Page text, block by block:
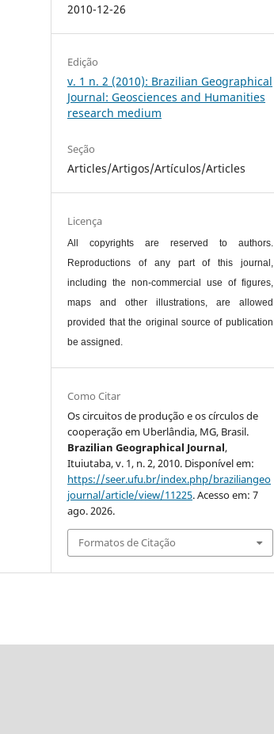
2010-12-26
Edição
v. 1 n. 2 (2010): Brazilian Geographical
Journal: Geosciences and Humanities
research medium
Seção
Articles/Artigos/Artículos/Articles
Licença
All copyrights are reserved to authors.
Reproductions of any part of this journal,
including the non-commercial use of figures,
maps and other illustrations, are allowed
provided that the original source of publication
be assigned.
Como Citar
Os circuitos de produção e os círculos de
cooperação em Uberlândia, MG, Brasil.
Brazilian Geographical Journal,
Ituiutaba, v. 1, n. 2, 2010. Disponível em:
https://seer.ufu.br/index.php/braziliangeo
journal/article/view/11225. Acesso em: 7
ago. 2026.
Formatos de Citação